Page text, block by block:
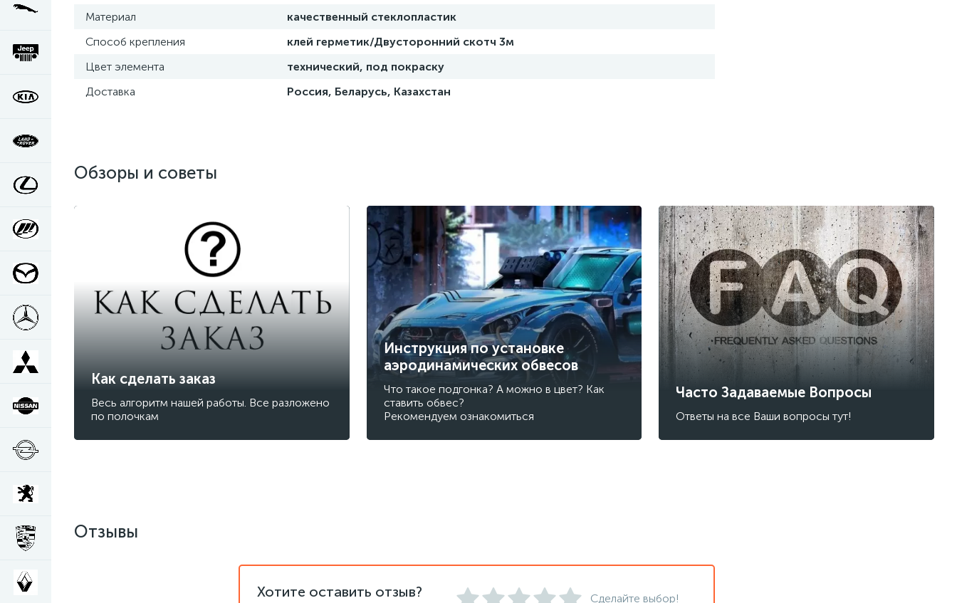
Материал
качественный стеклопластик
Способ крепления
клей герметик/Двусторонний скотч 3м
Цвет элемента
технический, под покраску
Доставка
Россия, Беларусь, Казахстан
Обзоры и советы
Как сделать заказ
Весь алгоритм нашей работы. Все разложено
по полочкам
Инструкция по установке
аэродинамических обвесов
Что такое подгонка? А можно в цвет? Как
ставить обвес?
Рекомендуем ознакомиться
Часто Задаваемые Вопросы
Ответы на все Ваши вопросы тут!
Отзывы
Хотите оставить отзыв? Сделайте выбор!